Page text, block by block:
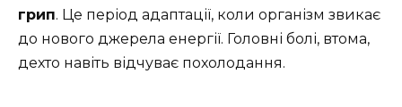
грип. Це період адаптації, коли організм звикає
до нового джерела енергії. Головні болі, втома,
дехто навіть відчуває похолодання.